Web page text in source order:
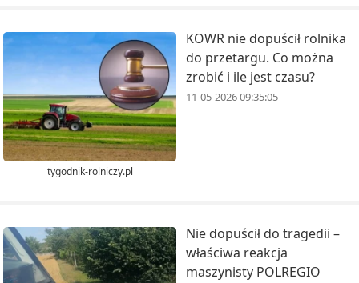
tygodnik-rolniczy.pl
KOWR nie dopuścił rolnika
do przetargu. Co można
zrobić i ile jest czasu?
11-05-2026 09:35:05
Nie dopuścił do tragedii –
właściwa reakcja
maszynisty POLREGIO